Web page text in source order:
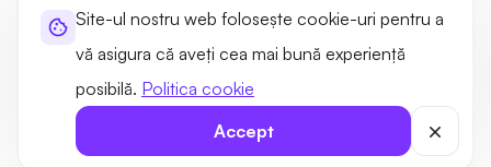
Site-ul nostru web folosește cookie-uri pentru a
vă asigura că aveți cea mai bună experiență
posibilă. Politica cookie
Accept
Informații despre noiPolitica de rambursare a plăților
Termeni de utilizare
Harta site-ului
©2026 UltaHost - Toate drepturile anulate